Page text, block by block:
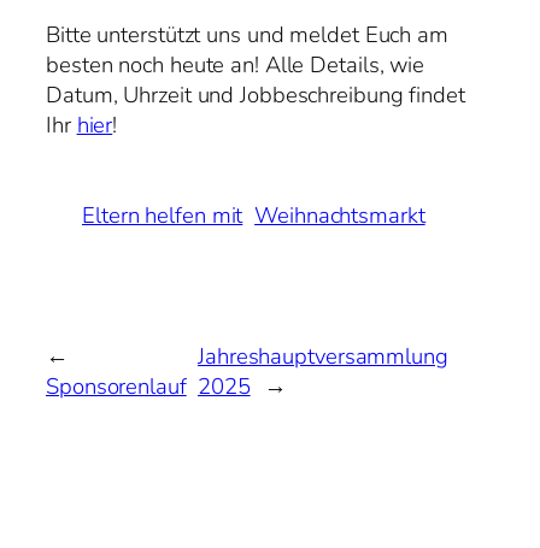
Bitte unterstützt uns und meldet Euch am
besten noch heute an! Alle Details, wie
Datum, Uhrzeit und Jobbeschreibung findet
Ihr hier!
Eltern helfen mit Weihnachtsmarkt
←
Sponsorenlauf
Jahreshauptversammlung
2025 →